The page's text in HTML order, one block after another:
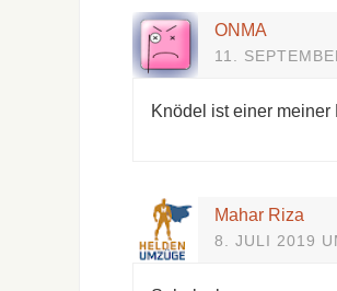
ONMA
11.
Knödel ist einer
Mahar Riza
8. JULI 2019